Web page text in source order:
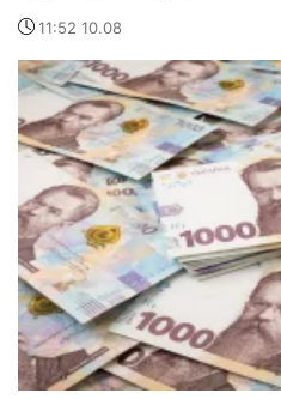
11:52 10.08